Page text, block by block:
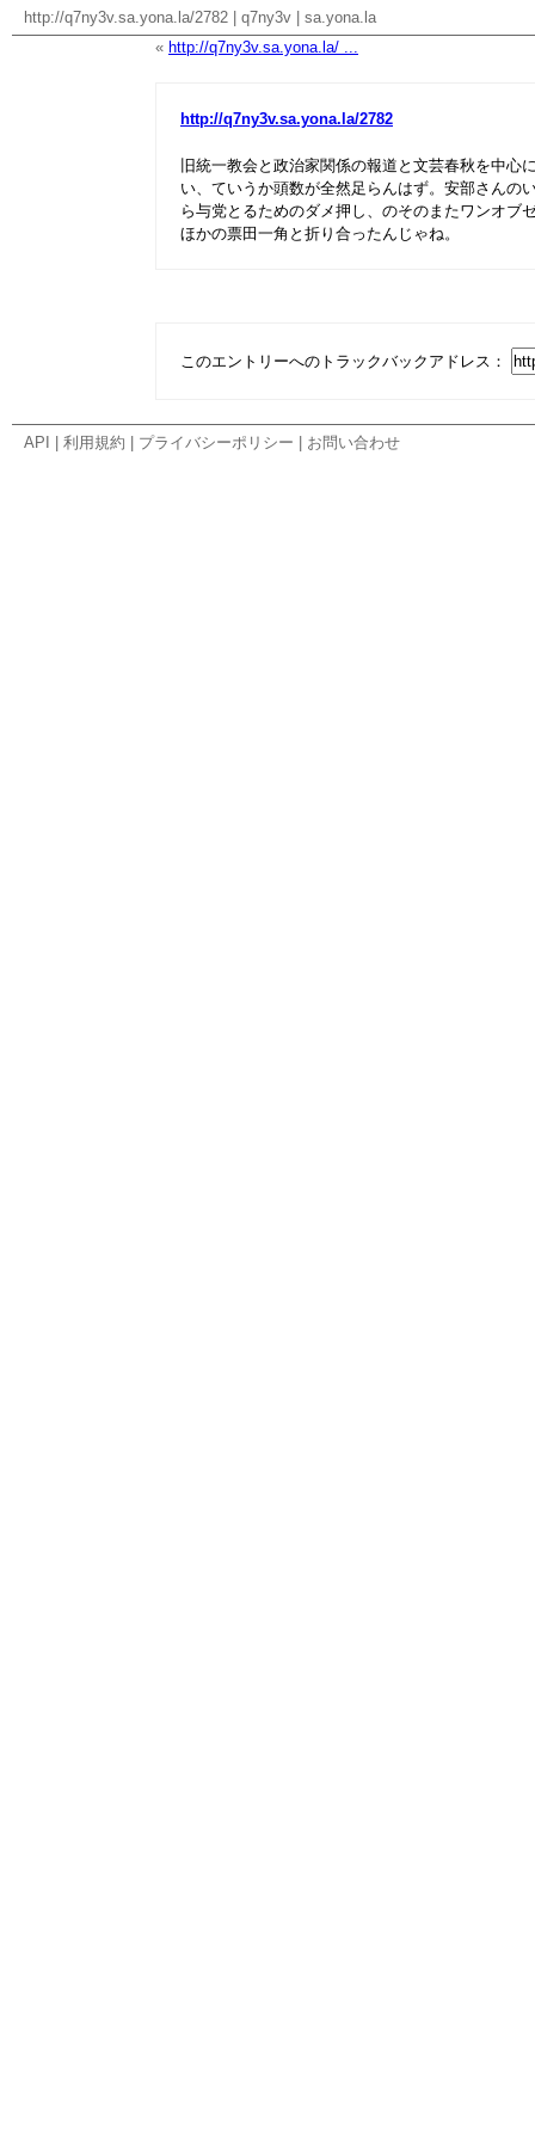
http://q7ny3v.sa.yona.la/2782 q7ny3v
sa.yona.la
« http://q7ny3v.sa.yona.la/ ...
http://q7ny3v.sa.yona.la/2782
旧統一教会と政治家関係の報道と文芸春秋を中
い、ていうか頭数が全然足らんはず。安部さんの
ら与党とるためのダメ押し、のそのまたワンオブ
ほかの票田一角と折り合ったんじゃね。
このエントリーへのトラックバックアドレス：
API 利用規約 プライバシーポリシー お問い合わせ